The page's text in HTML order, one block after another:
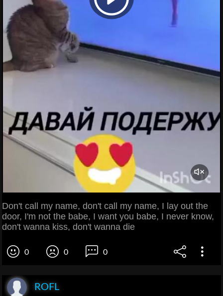
Don't call my name, don't call my name, I lay out the
door, I'm not the babe, I want you babe, I never know,
don't wanna kiss, don't wanna die
0 0 0
ROFL